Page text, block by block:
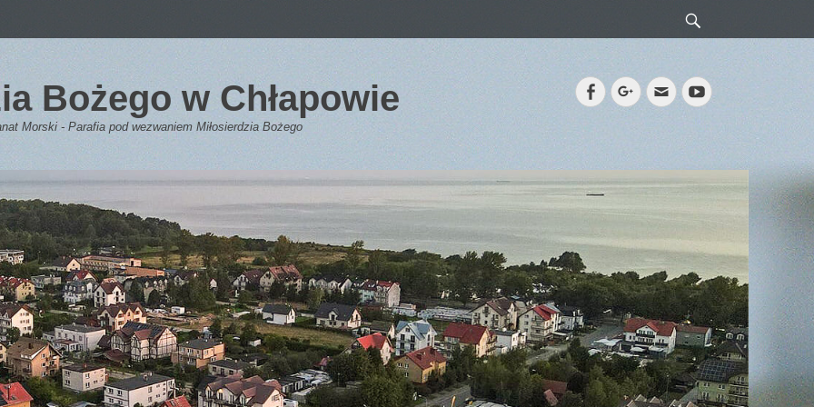
Bożego w Chłapowie
Morski - Parafia pod wezwaniem Miłosierdzia Bożego
FacebookGoogleplus
EmailYouTube